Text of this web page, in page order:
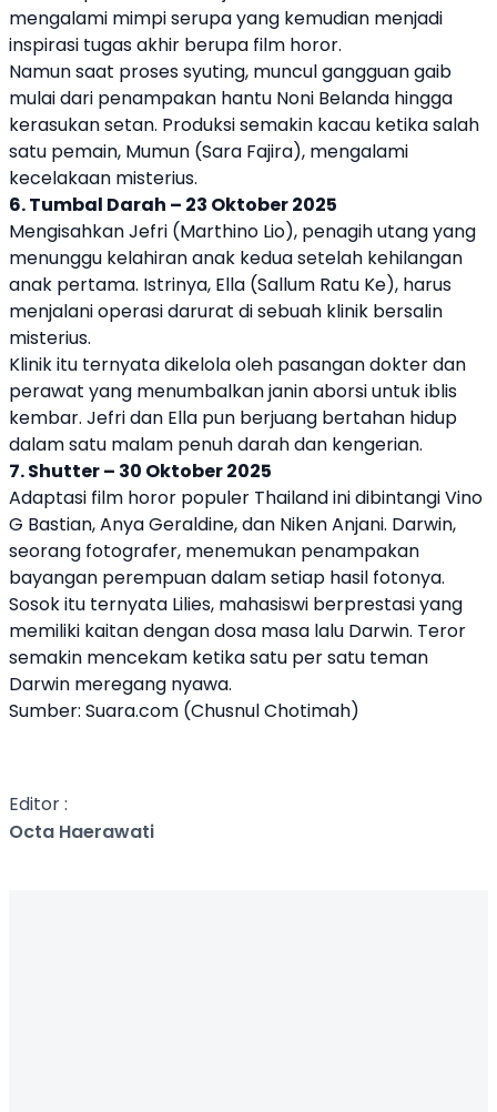
mengalami mimpi serupa yang kemudian menjadi
inspirasi tugas akhir berupa film horor.
Namun saat proses syuting, muncul gangguan gaib
mulai dari penampakan hantu Noni Belanda hingga
kerasukan setan. Produksi semakin kacau ketika salah
satu pemain, Mumun (Sara Fajira), mengalami
kecelakaan misterius.
6. Tumbal Darah – 23 Oktober 2025
Mengisahkan Jefri (Marthino Lio), penagih utang yang
menunggu kelahiran anak kedua setelah kehilangan
anak pertama. Istrinya, Ella (Sallum Ratu Ke), harus
menjalani operasi darurat di sebuah klinik bersalin
misterius.
Klinik itu ternyata dikelola oleh pasangan dokter dan
perawat yang menumbalkan janin aborsi untuk iblis
kembar. Jefri dan Ella pun berjuang bertahan hidup
dalam satu malam penuh darah dan kengerian.
7. Shutter – 30 Oktober 2025
Adaptasi film horor populer Thailand ini dibintangi Vino
G Bastian, Anya Geraldine, dan Niken Anjani. Darwin,
seorang fotografer, menemukan penampakan
bayangan perempuan dalam setiap hasil fotonya.
Sosok itu ternyata Lilies, mahasiswi berprestasi yang
memiliki kaitan dengan dosa masa lalu Darwin. Teror
semakin mencekam ketika satu per satu teman
Darwin meregang nyawa.
Sumber: Suara.com (Chusnul Chotimah)
Editor :
Octa Haerawati